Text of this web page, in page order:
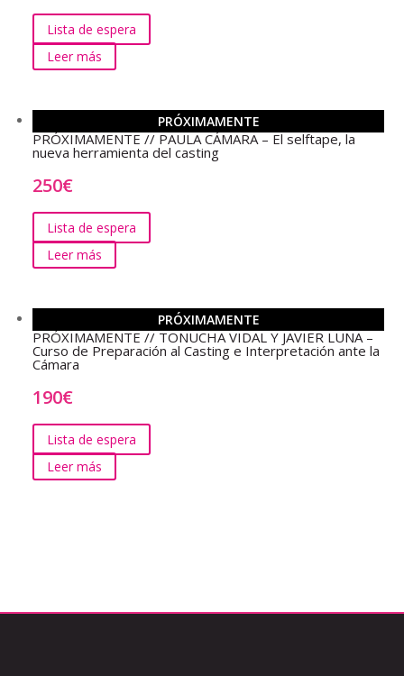
Lista de espera
Leer más
PRÓXIMAMENTE
PRÓXIMAMENTE // PAULA CÁMARA – El selftape, la
nueva herramienta del casting
250€
Lista de espera
Leer más
PRÓXIMAMENTE
PRÓXIMAMENTE // TONUCHA VIDAL Y JAVIER LUNA –
Curso de Preparación al Casting e Interpretación ante la
Cámara
190€
Lista de espera
Leer más